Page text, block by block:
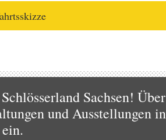
Schlösserland Sachsen!
und Ausstellungen